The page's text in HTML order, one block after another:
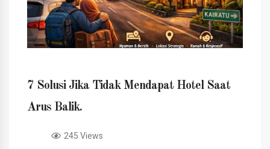
7 Solusi Jika Tidak Mendapat Hotel Saat
Arus Balik.
245 Views